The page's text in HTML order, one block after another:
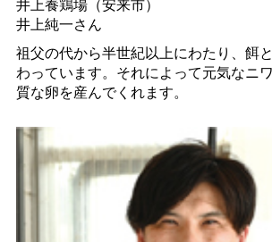
井上純一さん
祖父の代から半世紀以上にわたり、餌
わっています。それによって元気なニ
質な卵を産んでくれます。